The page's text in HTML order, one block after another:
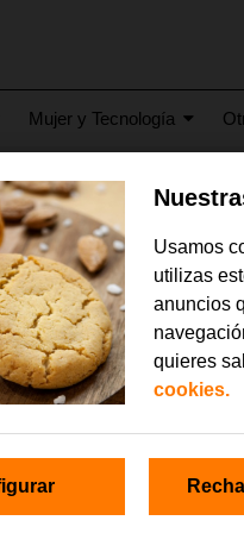
Mujer y Tecnología
la Fundación Orange ha
Web, convocados por la
Orange, la otra finalista
Usamos
utilizas
anuncios
quieres
cookies.